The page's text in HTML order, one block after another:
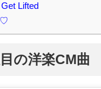
Lifted
♡
の洋楽CM曲